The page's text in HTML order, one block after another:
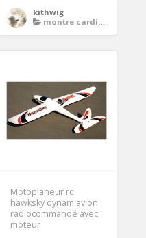
kithwig
montre cardio poignet
Motoplaneur rc
hawksky dynam avion
radiocommandé avec
moteur